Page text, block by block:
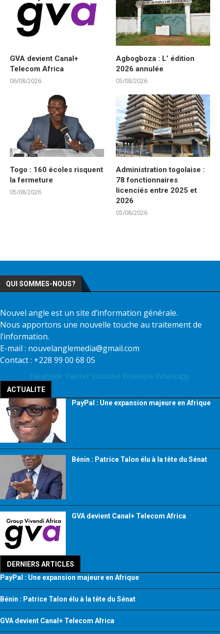
GVA devient Canal+
Telecom Africa
06/08/2026
Agbogboza : L’ édition
2026 annulée
05/08/2026
Togo : 160 écoles risquent
la fermeture
05/08/2026
Administration togolaise :
78 fonctionnaires
licenciés entre 2025 et
2026
05/08/2026
QUI SOMMES-NOUS?
Nouvel angle est un site d’information générale.
Nous apportons une nouvelle touche au traitement de
l’information.
E-mail : nouvelanglemedia@gmail.com
Contact : +228 99 00 68 05
Facebook Twitter Youtube Envelope Whatsapp
ACTUALITE
PayPal : Une expansion majeure en Afrique
Bénin : Patrice Talon élu à la tête du Sénat
GVA devient Canal+ Telecom Africa
DERNIERS ARTICLES
PayPal : Une expansion majeure en Afrique
Bénin : Patrice Talon élu à la tête du Sénat
GVA devient Canal+ Telecom Africa